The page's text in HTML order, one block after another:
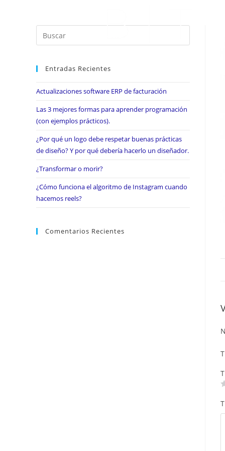
Entradas Recientes
Actualizaciones software ERP de facturación
Las 3 mejores formas para aprender programación
(con ejemplos prácticos).
¿Por qué un logo debe respetar buenas prácticas
de diseño? Y por qué debería hacerlo un diseñador.
¿Transformar o morir?
¿Cómo funciona el algoritmo de Instagram cuando
hacemos reels?
Comentarios Recientes